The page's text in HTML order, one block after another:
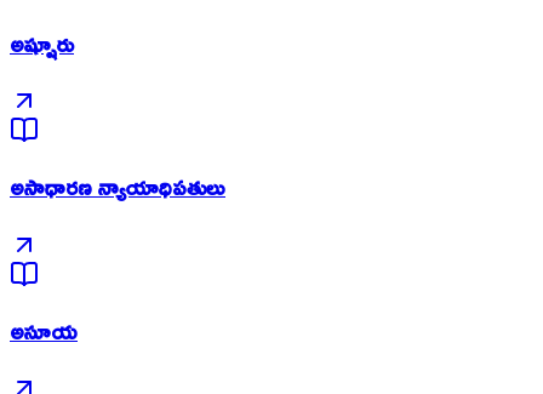
అష్షూరు
అసాధారణ న్యాయాధిపతులు
అసూయ